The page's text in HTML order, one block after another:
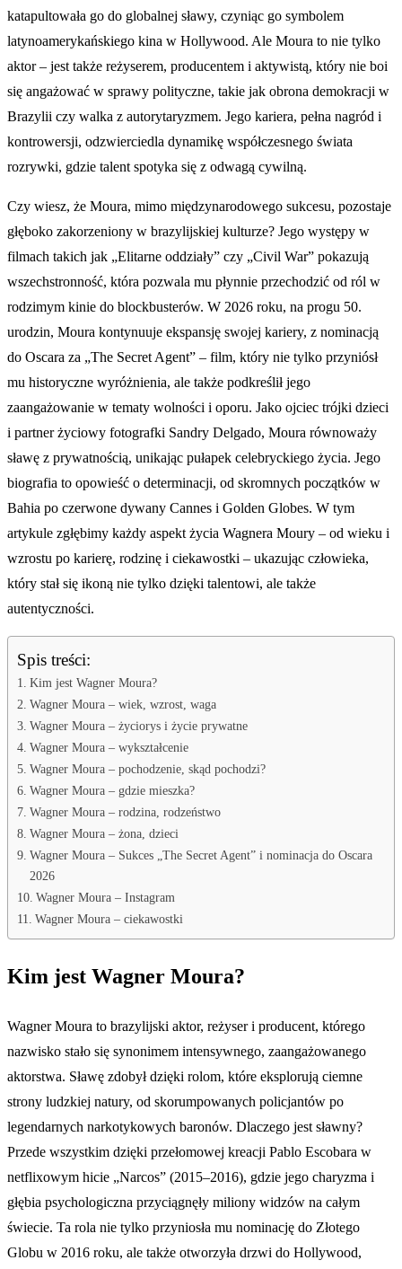
katapultowała go do globalnej sławy, czyniąc go symbolem
latynoamerykańskiego kina w Hollywood. Ale Moura to nie tylko
aktor – jest także reżyserem, producentem i aktywistą, który nie boi
się angażować w sprawy polityczne, takie jak obrona demokracji w
Brazylii czy walka z autorytaryzmem. Jego kariera, pełna nagród i
kontrowersji, odzwierciedla dynamikę współczesnego świata
rozrywki, gdzie talent spotyka się z odwagą cywilną.
Czy wiesz, że Moura, mimo międzynarodowego sukcesu, pozostaje
głęboko zakorzeniony w brazylijskiej kulturze? Jego występy w
filmach takich jak „Elitarne oddziały” czy „Civil War” pokazują
wszechstronność, która pozwala mu płynnie przechodzić od ról w
rodzimym kinie do blockbusterów. W 2026 roku, na progu 50.
urodzin, Moura kontynuuje ekspansję swojej kariery, z nominacją
do Oscara za „The Secret Agent” – film, który nie tylko przyniósł
mu historyczne wyróżnienia, ale także podkreślił jego
zaangażowanie w tematy wolności i oporu. Jako ojciec trójki dzieci
i partner życiowy fotografki Sandry Delgado, Moura równoważy
sławę z prywatnością, unikając pułapek celebryckiego życia. Jego
biografia to opowieść o determinacji, od skromnych początków w
Bahia po czerwone dywany Cannes i Golden Globes. W tym
artykule zgłębimy każdy aspekt życia Wagnera Moury – od wieku i
wzrostu po karierę, rodzinę i ciekawostki – ukazując człowieka,
który stał się ikoną nie tylko dzięki talentowi, ale także
autentyczności.
Spis treści:
Kim jest Wagner Moura?
Wagner Moura – wiek, wzrost, waga
Wagner Moura – życiorys i życie prywatne
Wagner Moura – wykształcenie
Wagner Moura – pochodzenie, skąd pochodzi?
Wagner Moura – gdzie mieszka?
Wagner Moura – rodzina, rodzeństwo
Wagner Moura – żona, dzieci
Wagner Moura – Sukces „The Secret Agent” i nominacja do Oscara
2026
Wagner Moura – Instagram
Wagner Moura – ciekawostki
Kim jest Wagner Moura?
Wagner Moura to brazylijski aktor, reżyser i producent, którego
nazwisko stało się synonimem intensywnego, zaangażowanego
aktorstwa. Sławę zdobył dzięki rolom, które eksplorują ciemne
strony ludzkiej natury, od skorumpowanych policjantów po
legendarnych narkotykowych baronów. Dlaczego jest sławny?
Przede wszystkim dzięki przełomowej kreacji Pablo Escobara w
netflixowym hicie „Narcos” (2015–2016), gdzie jego charyzma i
głębia psychologiczna przyciągnęły miliony widzów na całym
świecie. Ta rola nie tylko przyniosła mu nominację do Złotego
Globu w 2016 roku, ale także otworzyła drzwi do Hollywood,